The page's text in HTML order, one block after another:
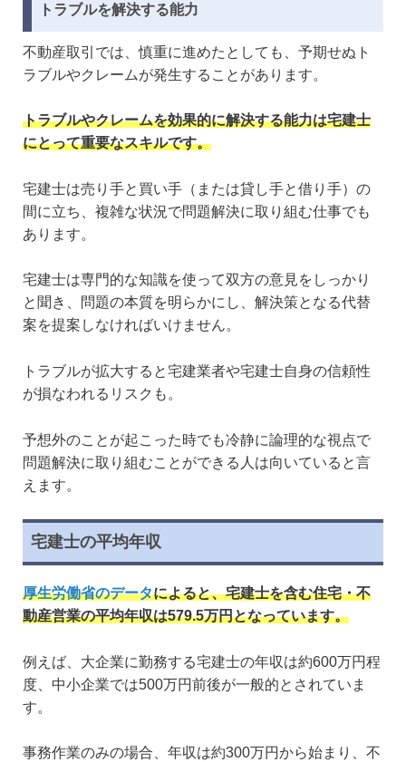
トラブルを解決する能力
不動産取引では、慎重に進めたとしても、予期せぬト
ラブルやクレームが発生することがあります。
トラブルやクレームを効果的に解決する能力は宅建士
にとって重要なスキルです。
宅建士は売り手と買い手（または貸し手と借り手）の
間に立ち、複雑な状況で問題解決に取り組む仕事でも
あります。
宅建士は専門的な知識を使って双方の意見をしっかり
と聞き、問題の本質を明らかにし、解決策となる代替
案を提案しなければいけません。
トラブルが拡大すると宅建業者や宅建士自身の信頼性
が損なわれるリスクも。
予想外のことが起こった時でも冷静に論理的な視点で
問題解決に取り組むことができる人は向いていると言
えます。
宅建士の平均年収
厚生労働省のデータによると、宅建士を含む住宅・不
動産営業の平均年収は579.5万円となっています。
例えば、大企業に勤務する宅建士の年収は約600万円程
度、中小企業では500万円前後が一般的とされていま
す。
事務作業のみの場合、年収は約300万円から始まり、不